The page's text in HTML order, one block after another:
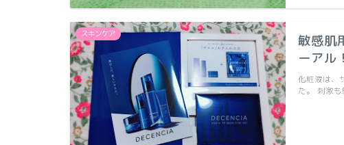
スキンケア
敏感肌
ーアル
化粧液は、
た。 刺激